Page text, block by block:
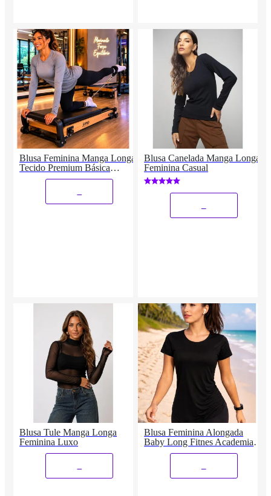
Blusa Feminina Manga Longa
Tecido Premium Básica
Academia alongada
Blusa Canelada Manga Longa
Feminina Casual
Blusa Tule Manga Longa
Feminina Luxo
Blusa Feminina Alongada
Baby Long Fitnes Academia
Treino Casual Básica